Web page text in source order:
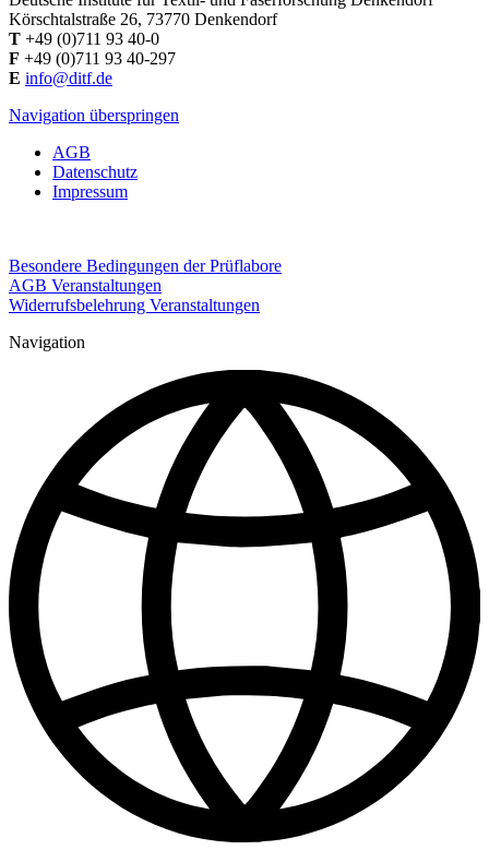
Körschtalstraße 26, 73770 Denkendorf
T +49 (0)711 93 40-0
F +49 (0)711 93 40-297
E info@ditf.de
Navigation überspringen
AGB
Datenschutz
Impressum
Besondere Bedingungen der Prüflabore
AGB Veranstaltungen
Widerrufsbelehrung Veranstaltungen
Navigation